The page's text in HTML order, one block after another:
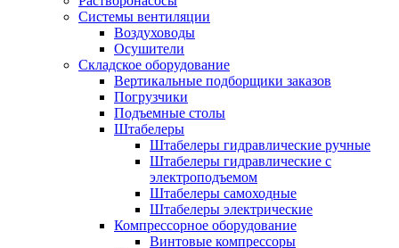
Системы вентиляции
Воздуховоды
Осушители
Складское оборудование
Вертикальные подборщики заказов
Погрузчики
Подъемные столы
Штабелеры
Штабелеры гидравлические ручные
Штабелеры гидравлические с
электроподъемом
Штабелеры самоходные
Штабелеры электрические
Компрессорное оборудование
Винтовые компрессоры